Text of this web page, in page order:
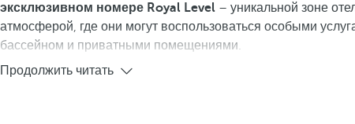
эксклюзивном номере Royal Level – уникальной зоне
атмосферой, где они могут воспользоваться особыми
бассейном и приватными помещениями.
Продолжить читать